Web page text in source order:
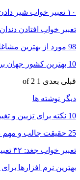
۱۰ تعبیر خواب شیر دادن به بچه ، کودک و نوزاد از نظر معبران…
تعبیر خواب افتادن دندان: ۱۱ نشانه دیدن دندان افتادن در
98 مورد از بهترین مشاغل خانگی پردرآمد برای زنان
10 بهترین کشور جهان برای زنان در 2022
قبلی بعدی 1 of 2
دیگر نوشته ها
10 نکته برای تزیین و تغییر دکوراسیون آشپزخانه با کمترین…
25 حقیقت جالب و مهم درباره بیماری صرع
تعبیر خواب جغد: ۳۲ تعبیر و نشانه شناسی دیدن جغذ در خواب
بهترین نرم افزارها